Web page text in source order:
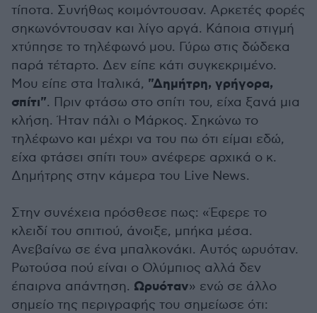
τίποτα. Συνήθως κοιμόντουσαν. Αρκετές φορές
σηκωνόντουσαν και λίγο αργά. Κάποια στιγμή
χτύπησε το τηλέφωνό μου. Γύρω στις δώδεκα
παρά τέταρτο. Δεν είπε κάτι συγκεκριμένο.
Μου είπε στα Ιταλικά, "Δημήτρη, γρήγορα,
σπίτι". Πριν φτάσω στο σπίτι του, είχα ξανά μια
κλήση. Ήταν πάλι ο Μάρκος. Σηκώνω το
τηλέφωνο και μέχρι να του πω ότι είμαι εδώ,
είχα φτάσει σπίτι του» ανέφερε αρχικά ο κ.
Δημήτρης στην κάμερα του Live News.
Στην συνέχεια πρόσθεσε πως: «Έφερε το
κλειδί του σπιτιού, άνοιξε, μπήκα μέσα.
Ανεβαίνω σε ένα μπαλκονάκι. Αυτός ωρυόταν.
Ρωτούσα πού είναι ο Ολύμπιος αλλά δεν
έπαιρνα απάντηση. Ωρυόταν» ενώ σε άλλο
σημείο της περιγραφής του σημείωσε ότι: